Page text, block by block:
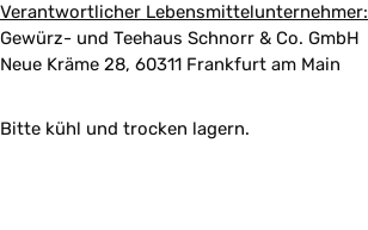
Verantwortlicher Lebensmittelunternehmer:
Gewürz- und Teehaus Schnorr & Co. GmbH
Neue Kräme 28, 60311 Frankfurt am Main
Bitte kühl und trocken lagern.